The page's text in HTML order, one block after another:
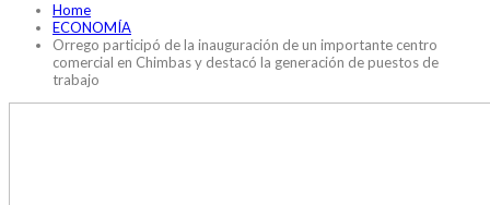
Home
ECONOMÍA
Orrego participó de la inauguración de un importante centro
comercial en Chimbas y destacó la generación de puestos de
trabajo